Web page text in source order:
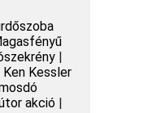
|
Ken Kessler
akció|